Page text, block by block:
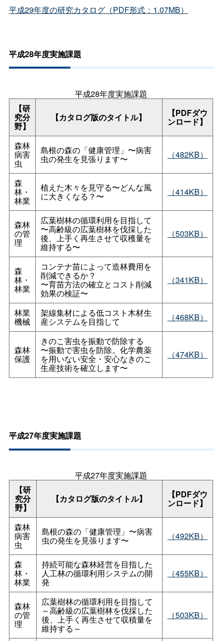
平成29年度の研究カタログ（PDF形式：1.07MB）
平成28年度実施課題
平成28年度実施課題
【研
究分
野】
【カタログ版のタイトル】 【PDFダウ
ンロード】
森林
病害
虫
島根の森の「健康管理」〜病害
虫の発生を見張ります〜 （482KB）
森
林・
林業
植えた木々を見守る〜どんな風
に大きくなる？〜 （414KB）
森林
の管
理
広葉樹林の循環利用を目指して
〜高齢級の広葉樹林を伐採した
後、上手く再生させて収穫量を
維持する〜
（503KB）
森
林・
林業
コンテナ苗によって造林費用を
削減できるか？
〜育苗方法の確立とコスト削減
効果の検証〜
（341KB）
林業
機械
架線集材による低コスト木材生
産システムを目指して （468KB）
森林
保護
きのこ害虫を振動で防除する
〜振動で害虫を防除。化学農薬
を用いない安全・安心なきのこ
生産技術を確立します〜
（474KB）
平成27年度実施課題
平成27年度実施課題
【研
究分
野】
【カタログ版のタイトル】 【PDFダウ
ンロード】
森林
病害
虫
島根の森の「健康管理」〜病害
虫の発生を見張ります〜 （492KB）
森
林・
林業
持続可能な森林経営を目指した
人工林の循環利用システムの開
発
（455KB）
森林
の管
理
広葉樹林の循環利用を目指して
～高齢級の広葉樹林を伐採した
後、上手く再生させて収積量を
維持する～
（503KB）